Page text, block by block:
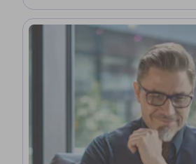
Signal Processing, Statistical Inference